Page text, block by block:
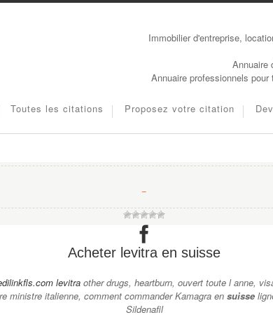
Immobilier d'entreprise,
Annuaire
Annuaire professionnels
Toutes les citations Proposez votre citation
−
Acheter levitra en suisse
levitra other drugs, heartburn, ouvert toute l anne,
ministre italienne, comment commander Kamagra en suisse
Sildenafil